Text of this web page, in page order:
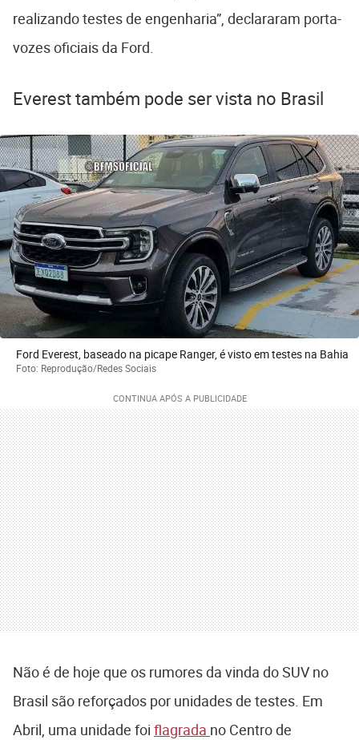
realizando testes de engenharia”, declararam porta-
vozes oficiais da Ford.
Everest também pode ser vista no Brasil
Ford Everest, baseado na picape Ranger, é visto em testes na Bahia
Foto: Reprodução/Redes Sociais
Não é de hoje que os rumores da vinda do SUV no
Brasil são reforçados por unidades de testes. Em
Abril, uma unidade foi flagrada no Centro de